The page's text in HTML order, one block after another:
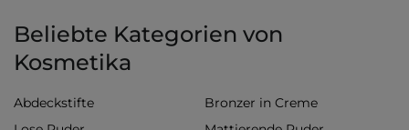
Beliebte Kategorien von
Kosmetika
Abdeckstifte
Bronzer in Creme